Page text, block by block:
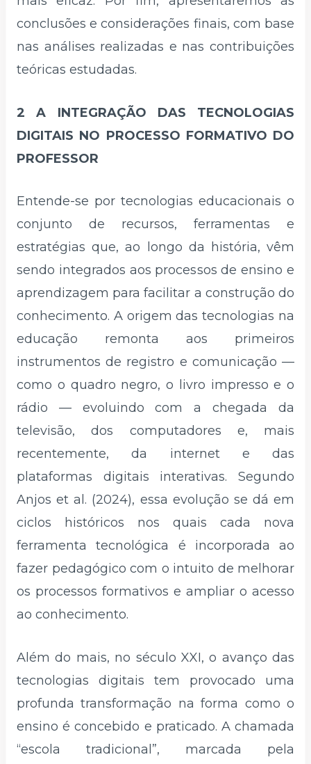
conclusões e considerações finais, com base
nas análises realizadas e nas contribuições
teóricas estudadas.
2 A INTEGRAÇÃO DAS TECNOLOGIAS
DIGITAIS NO PROCESSO FORMATIVO DO
PROFESSOR
Entende-se por tecnologias educacionais o
conjunto de recursos, ferramentas e
estratégias que, ao longo da história, vêm
sendo integrados aos processos de ensino e
aprendizagem para facilitar a construção do
conhecimento. A origem das tecnologias na
educação remonta aos primeiros
instrumentos de registro e comunicação —
como o quadro negro, o livro impresso e o
rádio — evoluindo com a chegada da
televisão, dos computadores e, mais
recentemente, da internet e das
plataformas digitais interativas. Segundo
Anjos et al. (2024), essa evolução se dá em
ciclos históricos nos quais cada nova
ferramenta tecnológica é incorporada ao
fazer pedagógico com o intuito de melhorar
os processos formativos e ampliar o acesso
ao conhecimento.
Além do mais, no século XXI, o avanço das
tecnologias digitais tem provocado uma
profunda transformação na forma como o
ensino é concebido e praticado. A chamada
“escola tradicional”, marcada pela